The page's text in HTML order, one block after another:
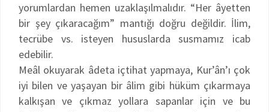
yorumlardan hemen uzaklaşılmalıdır. “Her âyetten
bir şey çıkaracağım” mantığı doğru değildir. İlim,
tecrübe vs. isteyen hususlarda susmamız icab
edebilir.
Meâl okuyarak âdeta içtihat yapmaya, Kur’ân’ı çok
iyi bilen ve yaşayan bir âlim gibi hüküm çıkarmaya
kalkışan ve çıkmaz yollara sapanlar için ve bu